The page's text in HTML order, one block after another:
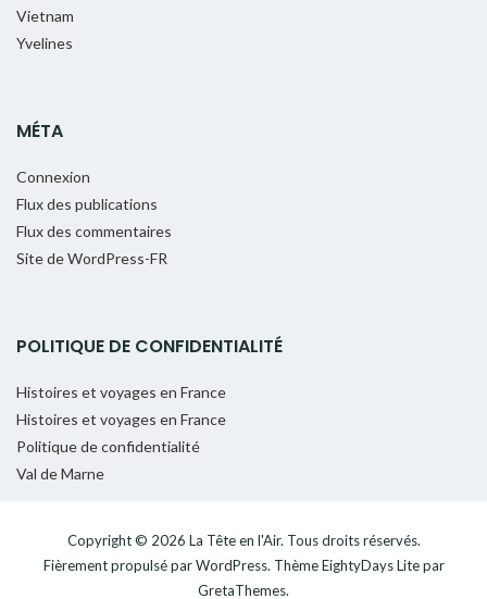
Vietnam
Yvelines
MÉTA
Connexion
Flux des publications
Flux des commentaires
Site de WordPress-FR
POLITIQUE DE CONFIDENTIALITÉ
Histoires et voyages en France
Histoires et voyages en France
Politique de confidentialité
Val de Marne
Copyright © 2026 La Tête en l'Air. Tous droits réservés.
Fièrement propulsé parWordPress. ThèmeEightyDays Litepar
GretaThemes.